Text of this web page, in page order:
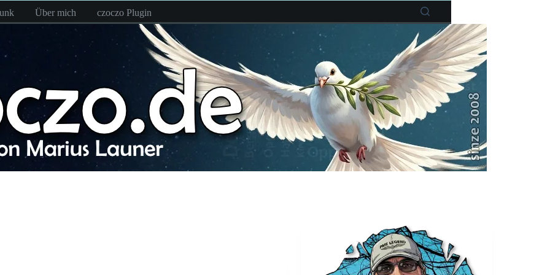
Über mich czoczo Plugin